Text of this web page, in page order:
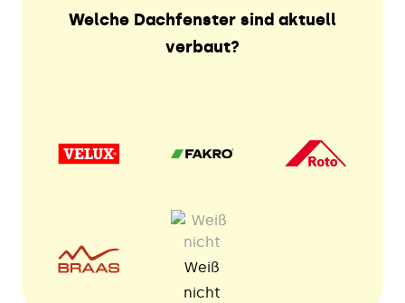
Welche Dachfenster sind aktuell
verbaut?
Weiß
nicht